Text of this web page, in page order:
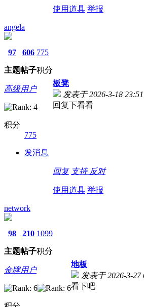
使用道具 举报
angela
97
主题
606
帖子
775
积分
高级用户
积分
775
发消息
板凳
发表于 2026-3-18
回复下看看
回复 支持 反对
使用道具 举报
network
98
主题
210
帖子
1099
积分
金牌用户
地板
发表于 2026-3-27
看下吧